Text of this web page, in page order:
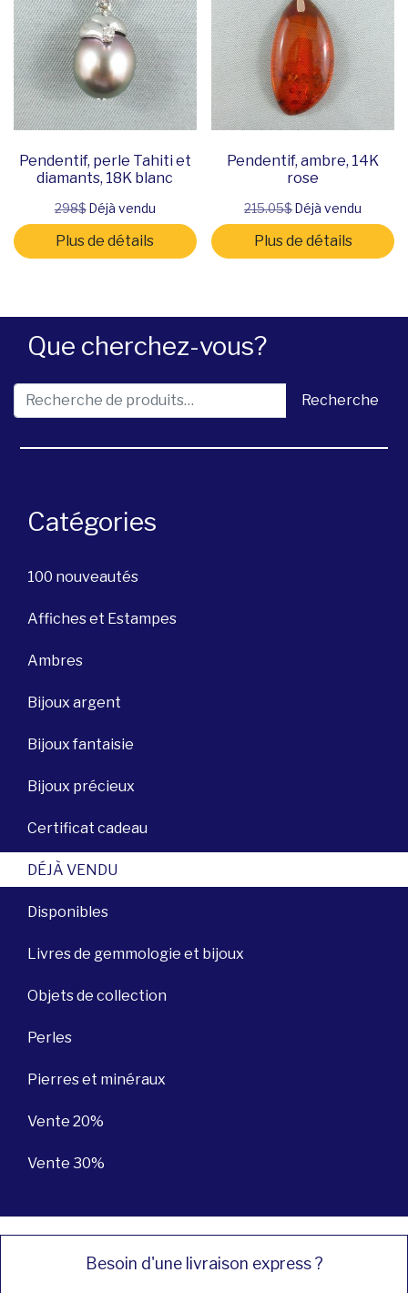
Que cherchez-vous?
Recherche pour : Recherche
Catégories
100 nouveautés
Affiches et Estampes
Ambres
Bijoux argent
Bijoux fantaisie
Bijoux précieux
Certificat cadeau
DÉJÀ VENDU
Disponibles
Livres de gemmologie et bijoux
Objets de collection
Perles
Pierres et minéraux
Vente 20%
Vente 30%
Besoin d'une livraison express ?
Pendentif, perle Tahiti et
diamants, 18K blanc
298$Déjà vendu
Plus de détails
Pendentif, ambre, 14K
rose
215.05$Déjà vendu
Plus de détails